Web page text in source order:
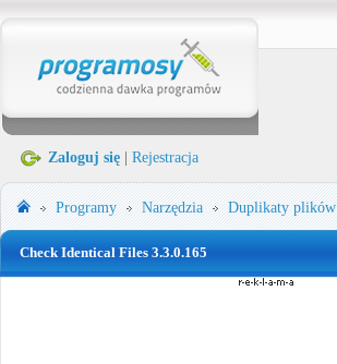
Zaloguj się Rejestracja
Programy Narzędzia Duplikaty plików
Check Identical Files 3.3.0.165